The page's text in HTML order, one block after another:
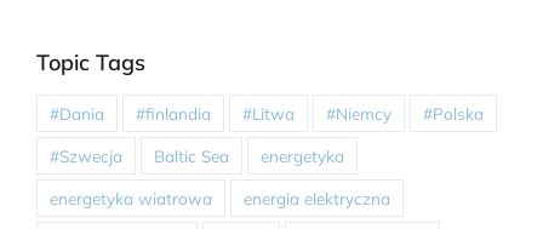
Topic Tags
#Dania #finlandia #Litwa #Niemcy #Polska
#Szwecja Baltic Sea energetyka
energetyka wiatrowa energia elektryczna